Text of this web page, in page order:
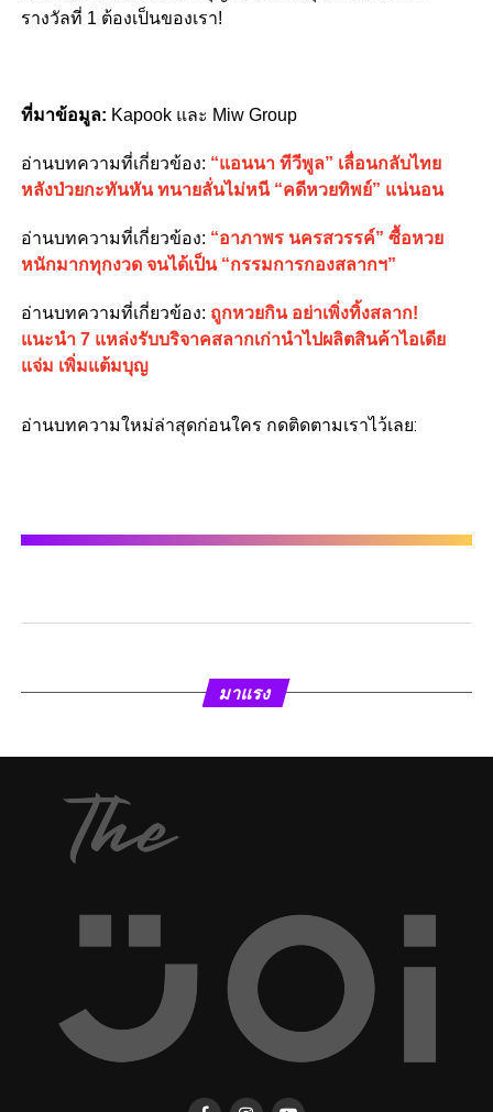
รางวัลที่ 1 ต้องเป็นของเรา!
ที่มาข้อมูล: Kapook และ Miw Group
อ่านบทความที่เกี่ยวข้อง: “แอนนา ทีวีพูล” เลื่อนกลับไทย
หลังป่วยกะทันหัน ทนายลั่นไม่หนี “คดีหวยทิพย์” แน่นอน
อ่านบทความที่เกี่ยวข้อง: “อาภาพร นครสวรรค์” ซื้อหวย
หนักมากทุกงวด จนได้เป็น “กรรมการกองสลากฯ”
อ่านบทความที่เกี่ยวข้อง: ถูกหวยกิน อย่าเพิ่งทิ้งสลาก!
แนะนำ 7 แหล่งรับบริจาคสลากเก่านำไปผลิตสินค้าไอเดีย
แจ่ม เพิ่มแต้มบุญ
อ่านบทความใหม่ล่าสุดก่อนใคร กดติดตามเราไว้เลย:
มาแรง